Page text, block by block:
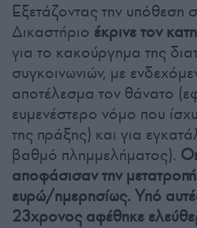
Εξετάζοντας την υπόθεση
Δικαστήριο έκρινε τον
για το κακούργημα της
συγκοινωνιών, με
αποτέλεσμα τον θάνατο
ευμενέστερο νόμο που
της πράξης) και για
βαθμό πλημμελήματος).
αποφάσισαν την
ευρώ/ημερησίως. Υπό
23χρονος αφέθηκε